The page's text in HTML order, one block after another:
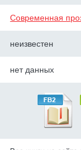
Современная
неизвестен
нет данных